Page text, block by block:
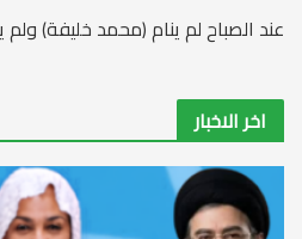
عند الصباح لم ينام (محمد خليفة) ولم
اخر الاخبار